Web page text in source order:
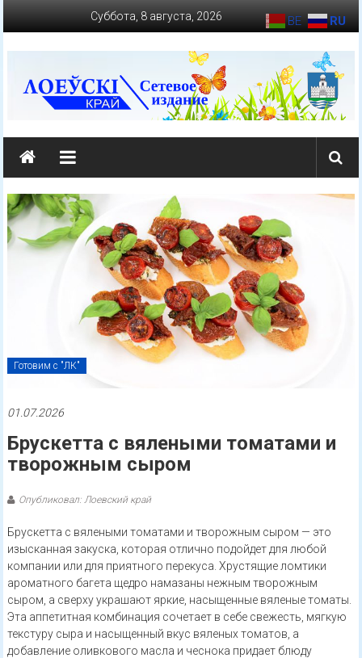
Суббота, 8 августа, 2026
loevkraj.by
Еженедельная
массово-
политическая
газета
Готовим с "ЛК"
01.07.2026
Брускетта с вялеными томатами и
творожным сыром
Опубликовал: Лоевский край
Брускетта с вялеными томатами и творожным сыром — это
изысканная закуска, которая отлично подойдет для любой
компании или для приятного перекуса. Хрустящие ломтики
ароматного багета щедро намазаны нежным творожным
сыром, а сверху украшают яркие, насыщенные вяленые томаты.
Эта аппетитная комбинация сочетает в себе свежесть, мягкую
текстуру сыра и насыщенный вкус вяленых томатов, а
добавление оливкового масла и чеснока придает блюду
BE RU